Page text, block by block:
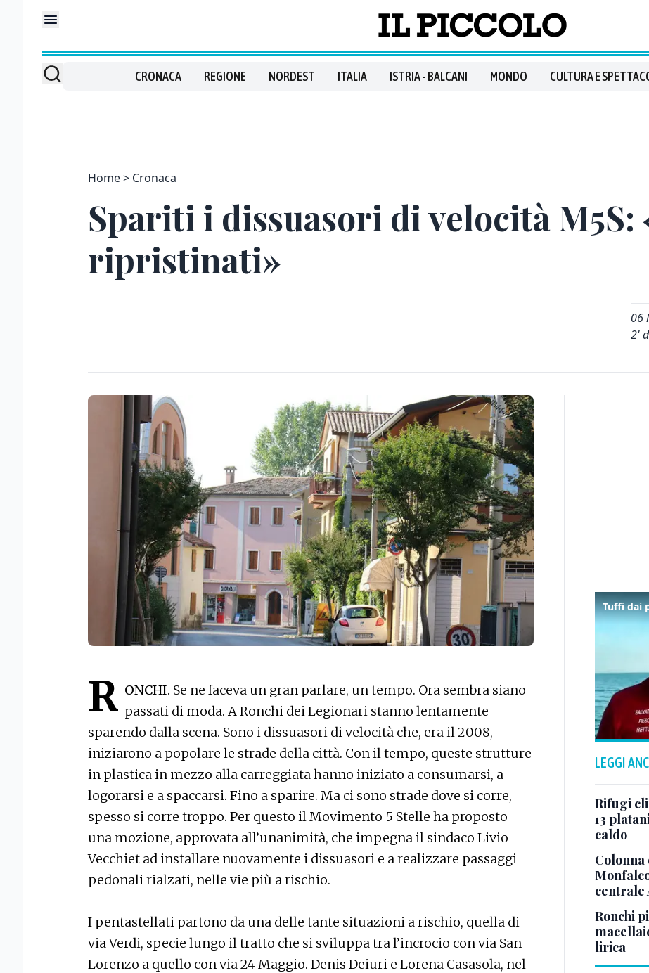
CRONACA REGIONE NORDEST ITALIA ISTRIA - BALCANI MONDO CULTURA E
Home Cronaca
Spariti i dissuasori di velocità M5S:
ripristinati»
06
2'
R ONCHI. Se ne faceva un gran parlare, un tempo. Ora sembra siano
passati di moda. A Ronchi dei Legionari stanno lentamente
sparendo dalla scena. Sono i dissuasori di velocità che, era il 2008,
iniziarono a popolare le strade della città. Con il tempo, queste strutture
in plastica in mezzo alla carreggiata hanno iniziato a consumarsi, a
logorarsi e a spaccarsi. Fino a sparire. Ma ci sono strade dove si corre,
spesso si corre troppo. Per questo il Movimento 5 Stelle ha proposto
una mozione, approvata all’unanimità, che impegna il sindaco Livio
Vecchiet ad installare nuovamente i dissuasori e a realizzare passaggi
pedonali rialzati, nelle vie più a rischio.
I pentastellati partono da una delle tante situazioni a rischio, quella di
via Verdi, specie lungo il tratto che si sviluppa tra l’incrocio con via San
Lorenzo a quello con via 24 Maggio. Denis Deiuri e Lorena Casasola, nel
LEGGI
Rifugi
13
caldo
centrale
Ronchi
lirica